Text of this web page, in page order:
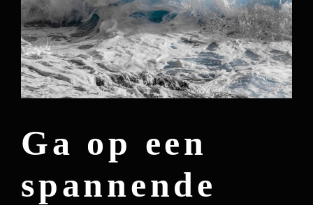
Ga op een
spannende